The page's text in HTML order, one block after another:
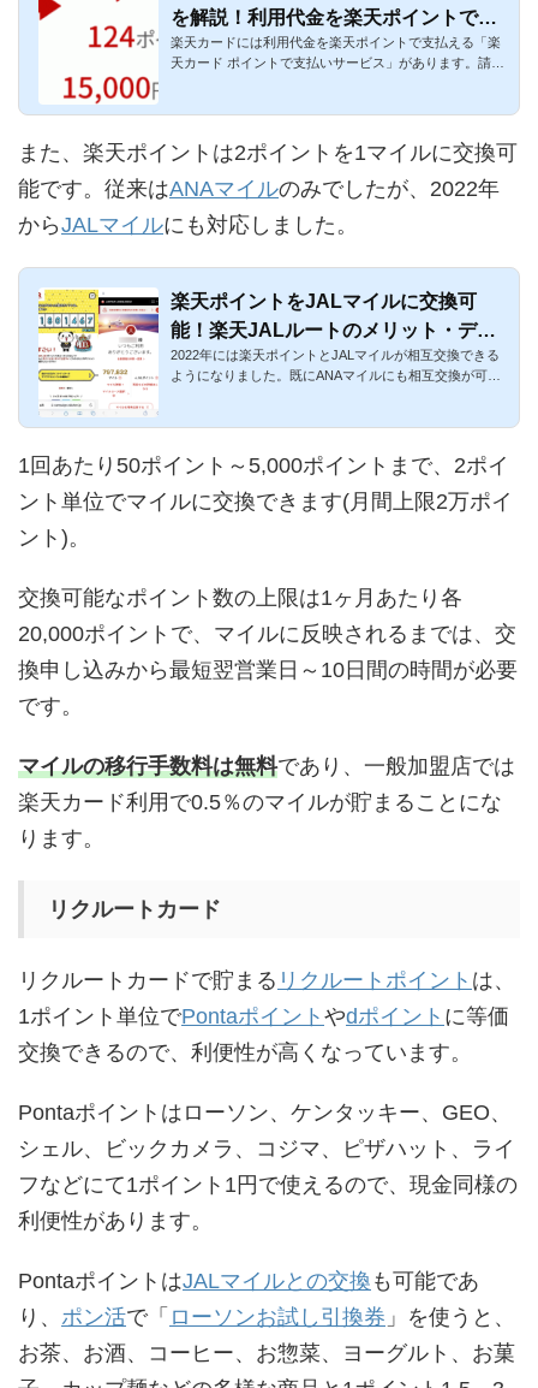
を解説！利用代金を楽天ポイントで支
払えるように
楽天カードには利用代金を楽天ポイントで支払える「楽
天カード ポイントで支払いサービス」があります。請求
また、楽天ポイントは2ポイントを1マイルに交換可
能です。従来はANAマイルのみでしたが、2022年
からJALマイルにも対応しました。
楽天ポイントをJALマイルに交換可
能！楽天JALルートのメリット・デメ
リットを解説
2022年には楽天ポイントとJALマイルが相互交換できる
ようになりました。既にANAマイルにも相互交換が可能
1回あたり50ポイント～5,000ポイントまで、2ポイ
ント単位でマイルに交換できます(月間上限2万ポイ
ント)。
交換可能なポイント数の上限は1ヶ月あたり各
20,000ポイントで、マイルに反映されるまでは、交
換申し込みから最短翌営業日～10日間の時間が必要
です。
マイルの移行手数料は無料であり、一般加盟店では
楽天カード利用で0.5％のマイルが貯まることにな
ります。
リクルートカード
リクルートカードで貯まる リクルートポイント は、
1ポイント単位でPontaポイント やdポイント に等価
交換できるので、利便性が高くなっています。
Pontaポイントはローソン、ケンタッキー、GEO、
シェル、ビックカメラ、コジマ、ピザハット、ライ
フなどにて1ポイント1円で使えるので、現金同様の
利便性があります。
PontaポイントはJALマイルとの交換 も可能であ
り、 ポン活で「 ローソンお試し引換券 」を使うと、
お茶、お酒、コーヒー、お惣菜、ヨーグルト、お菓